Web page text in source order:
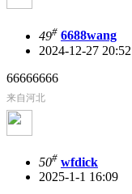
49# 6688wang
2024-12-27 20:52
66666666
来自河北
50# wfdick
2025-1-1 16:09